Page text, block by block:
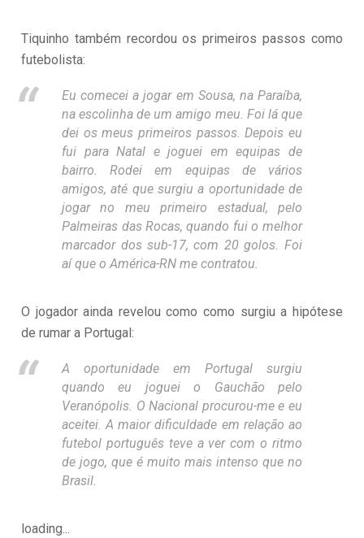
Tiquinho também recordou os primeiros passos como
futebolista:
Eu comecei a jogar em Sousa, na Paraíba,
na escolinha de um amigo meu. Foi lá que
dei os meus primeiros passos. Depois eu
fui para Natal e joguei em equipas de
bairro. Rodei em equipas de vários
amigos, até que surgiu a oportunidade de
jogar no meu primeiro estadual, pelo
Palmeiras das Rocas, quando fui o melhor
marcador dos sub-17, com 20 golos. Foi
aí que o América-RN me contratou.
O jogador ainda revelou como como surgiu a hipótese
de rumar a Portugal:
A oportunidade em Portugal surgiu
quando eu joguei o Gauchão pelo
Veranópolis. O Nacional procurou-me e eu
aceitei. A maior dificuldade em relação ao
futebol português teve a ver com o ritmo
de jogo, que é muito mais intenso que no
Brasil.
loading...